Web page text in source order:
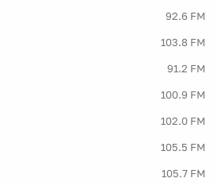
92.6 FM
103.8 FM
91.2 FM
100.9 FM
102.0 FM
105.5 FM
105.7 FM